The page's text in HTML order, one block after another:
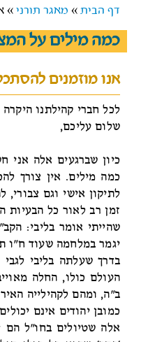
דף הבית » מאגר תורני »
כמה מילים על
אנו מוזמנים
לכל חברי קהילתנו
שלום עליכם,
כיון שברגעים אלה אני
כמה מילים. אין צורך
לתיקון אישי וגם צבורי,
זמן רב לאור כל הבעיות
שהייתי אומר בליבי:
יגמר במלחמה שעוד ח"ו
בדרך שעלתה בליבי
העולם כולו, החלה
ב"ה, ומהם לקהילייה
כמובן יהודים אינם
אלה שטיולים בחו"ל הם